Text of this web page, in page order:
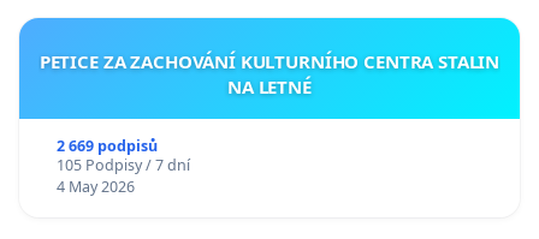
PETICE ZA ZACHOVÁNÍ KULTURNÍHO CENTRA STALIN
NA LETNÉ
2 669 podpisů
105 Podpisy / 7 dní
4 May 2026